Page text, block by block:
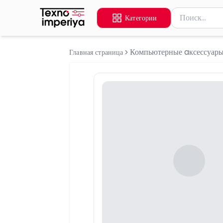
Категории
Поиск товаров
Введите
Главная страница Компьютерные aксессуары